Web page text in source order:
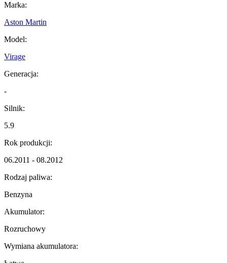
Marka:
Aston Martin
Model:
Virage
Generacja:
-
Silnik:
5.9
Rok produkcji:
06.2011 - 08.2012
Rodzaj paliwa:
Benzyna
Akumulator:
Rozruchowy
Wymiana akumulatora: